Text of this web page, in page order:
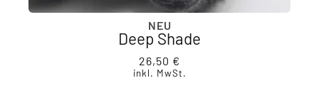
NEU
Deep Shade
26,50 €
inkl. MwSt.